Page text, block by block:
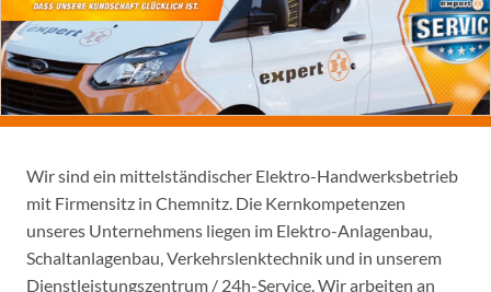
Wir sind ein mittelständischer Elektro-Handwerksbetrieb
mit Firmensitz in Chemnitz. Die Kernkompetenzen
unseres Unternehmens liegen im Elektro-Anlagenbau,
Schaltanlagenbau, Verkehrslenktechnik und in unserem
Dienstleistungszentrum / 24h-Service. Wir arbeiten an